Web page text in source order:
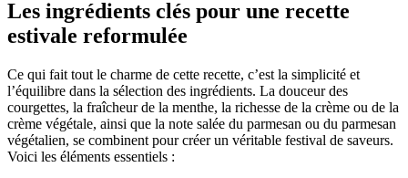
Les ingrédients clés pour une recette
estivale reformulée
Ce qui fait tout le charme de cette recette, c’est la simplicité et
l’équilibre dans la sélection des ingrédients. La douceur des
courgettes, la fraîcheur de la menthe, la richesse de la crème ou de la
crème végétale, ainsi que la note salée du parmesan ou du parmesan
végétalien, se combinent pour créer un véritable festival de saveurs.
Voici les éléments essentiels :